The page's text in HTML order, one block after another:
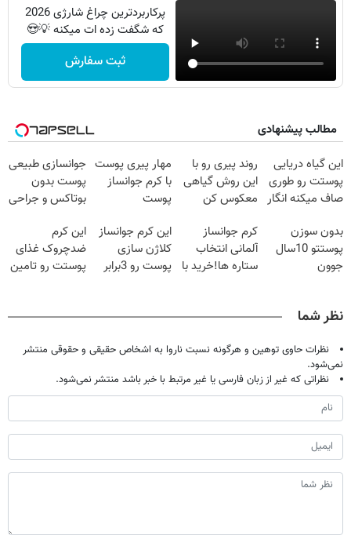
پرکاربردترین چراغ شارژی 2026
که شگفت زده ات میکنه 💡😍
ثبت سفارش
مطالب پیشنهادی
این گیاه دریایی
پوستت رو طوری
صاف میکنه انگار
شدی🔥
روند پیری رو با
این روش گیاهی
معکوس کن
مهار پیری پوست
با کرم جوانساز
پوست
ویژه تا امشب)
جوانسازی طبیعی
پوست بدون
بوتاکس و جراحی
تخفیف ویژه
بدون سوزن
پوستتو 10سال
جوون
کرم جوانساز
آلمانی انتخاب
ستاره ها!خرید با
این کرم جوانساز
کلاژن سازی
پوست رو 3برابر
این کرم
ضدچروک غذای
پوستت رو تامین
نظر شما
نظرات حاوی توهین و هرگونه نسبت ناروا به اشخاص حقیقی و حقوقی منتشر
نمی‌شود.
نظراتی که غیر از زبان فارسی یا غیر مرتبط با خبر باشد منتشر نمی‌شود.